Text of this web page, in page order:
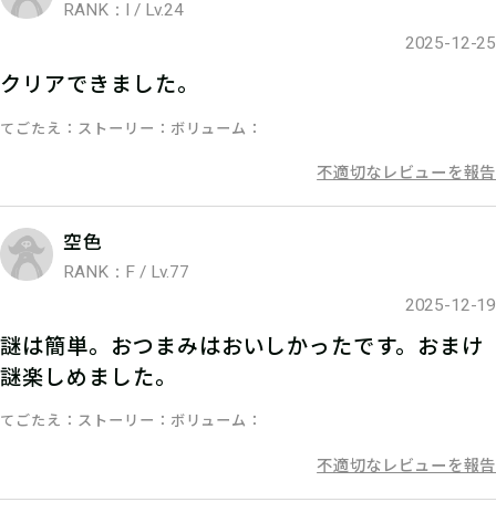
入力して、ポイント手に入れよう！
RANK：I / Lv.24
2025-12-25
クリアできました。
てごたえ ストーリー ボリューム
不適切なレビューを報告
空色
RANK：F / Lv.77
2025-12-19
謎は簡単。おつまみはおいしかったです。おまけ
謎楽しめました。
てごたえ ストーリー ボリューム
不適切なレビューを報告